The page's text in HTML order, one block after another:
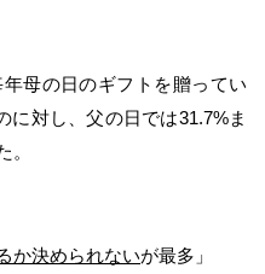
母の日のギフトを贈ってい
に対し、父の日では31.7%ま
。
か決められないが最多」